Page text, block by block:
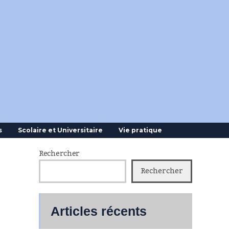
Scolaire et Universitaire Vie pratique
Rechercher
Rechercher
Articles récents